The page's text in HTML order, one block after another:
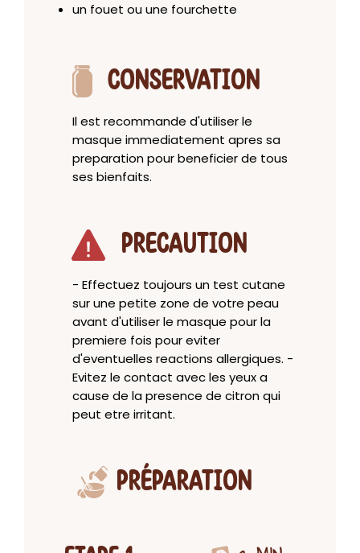
un fouet ou une fourchette
CONSERVATION
Il est recommande d'utiliser le
masque immediatement apres sa
preparation pour beneficier de tous
ses bienfaits.
PRECAUTION
- Effectuez toujours un test cutane
sur une petite zone de votre peau
avant d'utiliser le masque pour la
premiere fois pour eviter
d'eventuelles reactions allergiques. -
Evitez le contact avec les yeux a
cause de la presence de citron qui
peut etre irritant.
PRÉPARATION